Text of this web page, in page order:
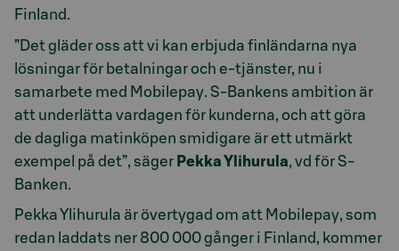
Finland.
”Det gläder oss att vi kan erbjuda finländarna nya
lösningar för betalningar och e-tjänster, nu i
samarbete med Mobilepay. S-Bankens ambition är
att underlätta vardagen för kunderna, och att göra
de dagliga matinköpen smidigare är ett utmärkt
exempel på det”, säger Pekka Ylihurula, vd för S-
Banken.
Pekka Ylihurula är övertygad om att Mobilepay, som
redan laddats ner 800 000 gånger i Finland, kommer